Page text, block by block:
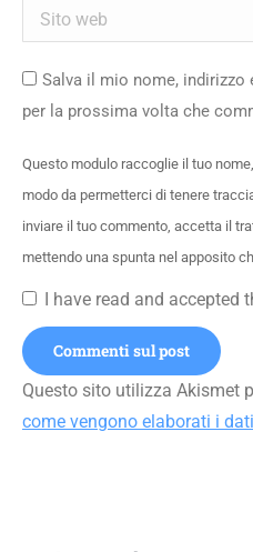
Sito web
Salva il mio nome,
per la prossima volta che
Questo modulo raccoglie il tuo
modo da permetterci di tenere
inviare il tuo commento, accetta il
mettendo una spunta nel apposito
I have read and accepted
Commenti sul post
Questo sito utilizza Akismet
come vengono elaborati i